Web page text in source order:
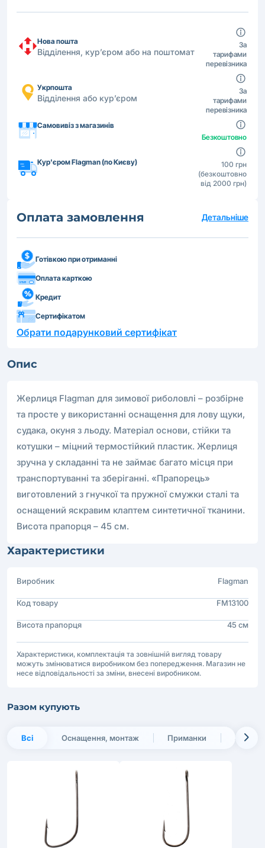
Нова пошта
Відділення, кур’єром або на поштомат
За
тарифами
перевізника
Укрпошта
Відділення або кур’єром
За
тарифами
перевізника
Самовивіз з магазинів
Безкоштовно
Кур'єром Flagman (по Києву)
100 грн
(безкоштовно
від 2000 грн)
Оплата замовлення Детальніше
Готівкою при отриманні
Оплата карткою
Кредит
Сертифікатом
Обрати подарунковий сертифікат
Опис
Жерлиця Flagman для зимової риболовлі – розбірне
та просте у використанні оснащення для лову щуки,
судака, окуня з льоду. Матеріал основи, стійки та
котушки – міцний термостійкий пластик. Жерлиця
зручна у складанні та не займає багато місця при
транспортуванні та зберіганні. «Прапорець»
виготовлений з гнучкої та пружної смужки сталі та
оснащений яскравим клаптем синтетичної тканини.
Висота прапорця – 45 см.
Характеристики
Виробник Flagman
Код товару FM13100
Висота прапорця 45 см
Характеристики, комплектація та зовнішній вигляд товару
можуть змінюватися виробником без попередження. Магазин не
несе відповідальності за зміни, внесені виробником.
Разом купують
Всі Оснащення, монтаж Приманки